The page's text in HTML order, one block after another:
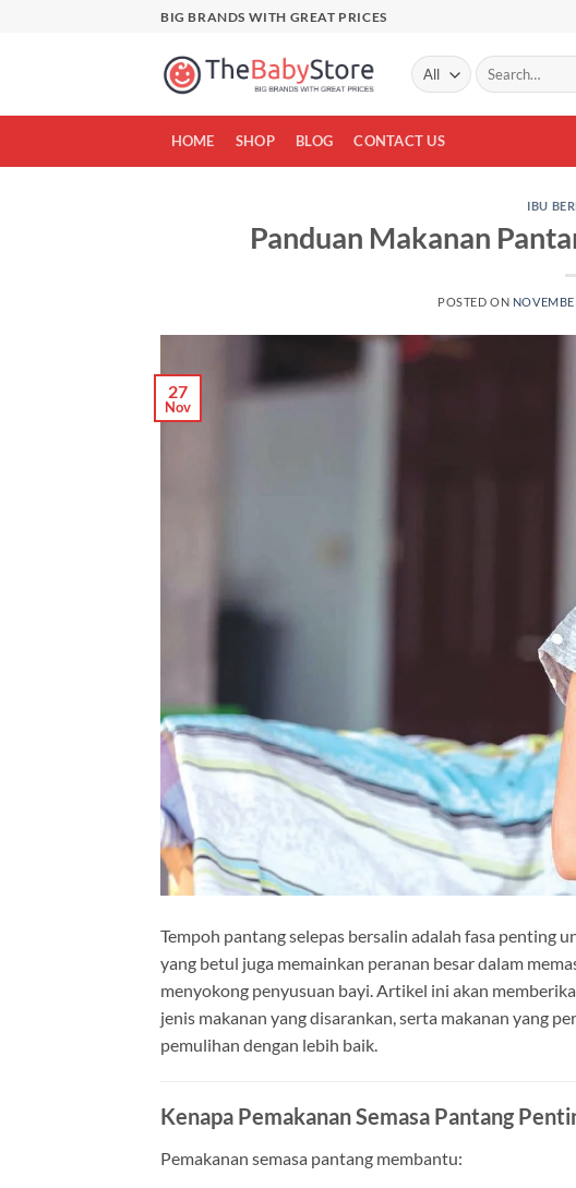
BIG BRANDS WITH GREAT PRICES
Search
for:
HOME SHOP BLOG CONTACT US
IBU
Panduan Makanan
POSTED ON
27
Nov
Tempoh pantang selepas bersalin adalah fasa penting
yang betul juga memainkan peranan besar dalam
menyokong penyusuan bayi. Artikel ini akan
jenis makanan yang disarankan, serta makanan yang
pemulihan dengan lebih baik.
Kenapa Pemakanan Semasa Pantang
Pemakanan semasa pantang membantu: